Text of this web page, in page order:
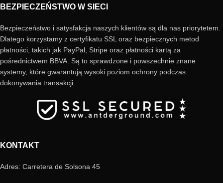
BEZPIECZEŃSTWO W SIECI
Bezpieczeństwo i satysfakcja naszych klientów są dla nas priorytetem.
Dlatego korzystamy z certyfikatu SSL oraz bezpiecznych metod
płatności, takich jak PayPal, Stripe oraz płatności kartą za
pośrednictwem BBVA. Są to sprawdzone i powszechnie znane
systemy, które gwarantują wysoki poziom ochrony podczas
dokonywania transakcji.
KONTAKT
Adres: Carretera de Solsona 45